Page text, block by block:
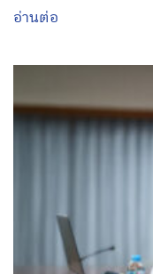
อ่านต่อ